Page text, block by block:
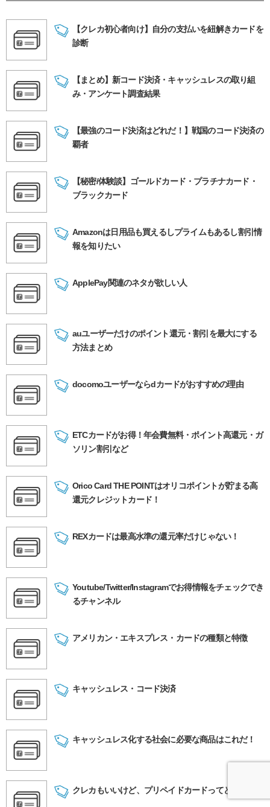
【クレカ初心者向け】自分の支払いを紐解きカードを
診断
【まとめ】新コード決済・キャッシュレスの取り組
み・アンケート調査結果
【最強のコード決済はどれだ！】戦国のコード決済の
覇者
【秘密/体験談】ゴールドカード・プラチナカード・
ブラックカード
Amazonは日用品も買えるしプライムもあるし割引情
報を知りたい
ApplePay関連のネタが欲しい人
auユーザーだけのポイント還元・割引を最大にする
方法まとめ
docomoユーザーならdカードがおすすめの理由
ETCカードがお得！年会費無料・ポイント高還元・ガ
ソリン割引など
Orico Card THE POINTはオリコポイントが貯まる高
還元クレジットカード！
REXカードは最高水準の還元率だけじゃない！
Youtube/Twitter/Instagramでお得情報をチェックでき
るチャンネル
アメリカン・エキスプレス・カードの種類と特徴
キャッシュレス・コード決済
キャッシュレス化する社会に必要な商品はこれだ！
クレカもいいけど、プリペイドカードってどうなの？